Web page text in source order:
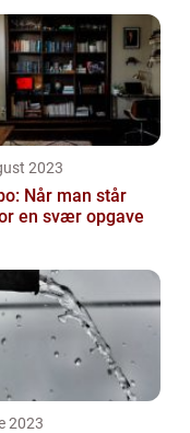
2023
Når man står
en svær opgave
2023